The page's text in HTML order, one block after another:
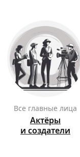
Все главные лица
Актёры
и создатели